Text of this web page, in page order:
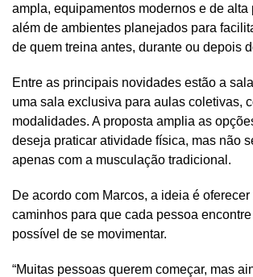
ampla, equipamentos modernos e de alta
além de ambientes planejados para
de quem treina antes, durante ou depois
Entre as principais novidades estão a
uma sala exclusiva para aulas coletivas,
modalidades. A proposta amplia as
deseja praticar atividade física, mas não
apenas com a musculação tradicional.
De acordo com Marcos, a ideia é
caminhos para que cada pessoa
possível de se movimentar.
“Muitas pessoas querem começar, mas